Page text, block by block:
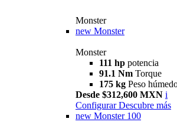
Monster
new Monster
Monster
111 hp potencia
91.1 Nm Torque
175 kg Peso
Desde $312,600 MXN i
Configurar Descubre más
new Monster 100